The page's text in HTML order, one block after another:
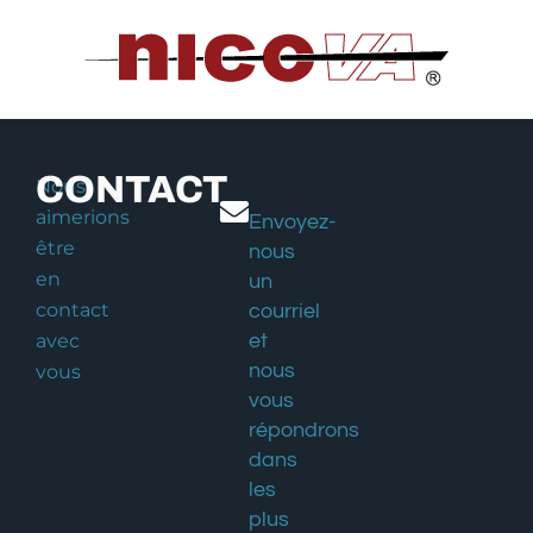
Nous
aimerions
être
en
contact
avec
vous
CONTACT
Envoyez-
nous
un
courriel
et
nous
vous
répondrons
dans
les
plus